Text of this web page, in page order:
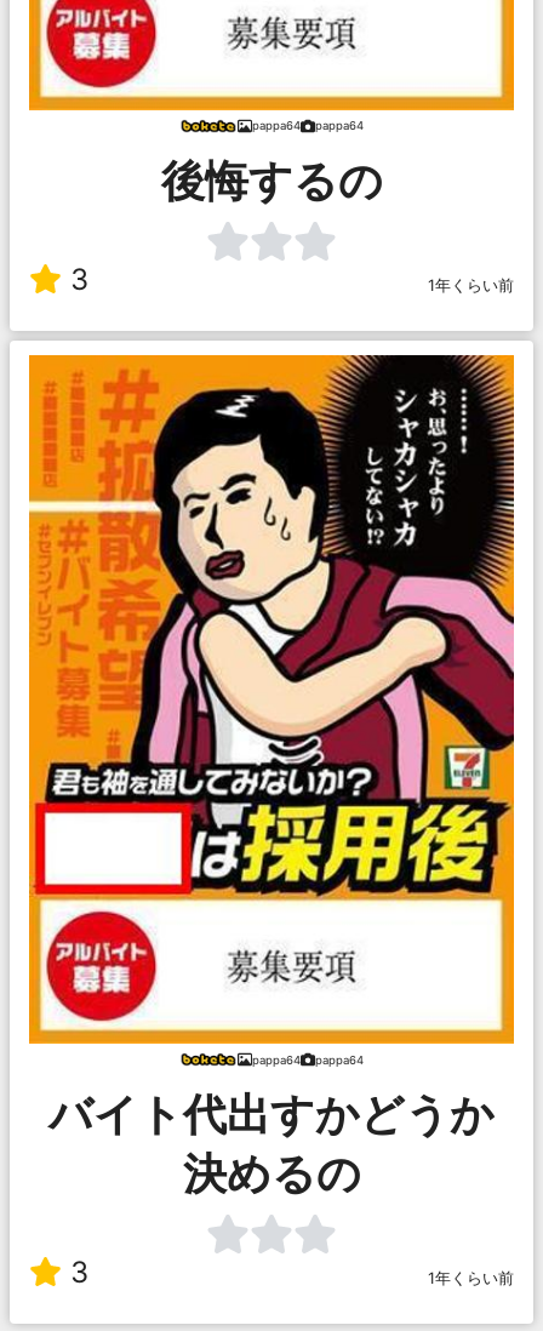
pappa64 pappa64
後悔するの
3 1年くらい前
pappa64 pappa64
バイト代出すかどうか
決めるの
3 1年くらい前